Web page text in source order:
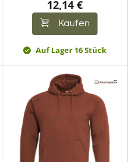
12,14 €
Kaufen
Auf Lager 16 Stück